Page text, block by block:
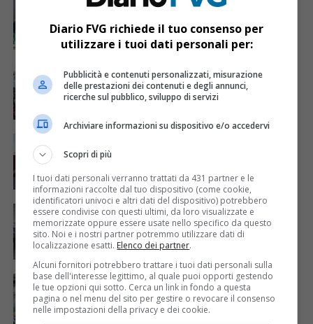
La sezione donatori di sangue di Molin
Nuovo ha festeggiato i suoi primi 50 anni
Crisi demografica: donatori di
sangue meno numerosi, ma più generosi
Al Congresso Afds 2.151 riconoscimenti ai
donatori di sangue
CRONACA & ATTUALITÀ 4 anni fa
Nuova autoemoteca per i donatori friulani:
un gioiello di tecnologia costato 400 mila
euro
CRONACA & ATTUALITÀ 4 anni fa
Manca il 14% di plasma, appello dell’Afds
per donare anche ad agosto
Diario FVG richiede il tuo consenso per
utilizzare i tuoi dati personali per:
Pubblicità e contenuti personalizzati, misurazione
delle prestazioni dei contenuti e degli annunci,
ricerche sul pubblico, sviluppo di servizi
Archiviare informazioni su dispositivo e/o accedervi
Scopri di più
I tuoi dati personali verranno trattati da 431 partner e le
informazioni raccolte dal tuo dispositivo (come cookie,
identificatori univoci e altri dati del dispositivo) potrebbero
essere condivise con questi ultimi, da loro visualizzate e
memorizzate oppure essere usate nello specifico da questo
sito. Noi e i nostri partner potremmo utilizzare dati di
localizzazione esatti. Elenco dei partner.
Alcuni fornitori potrebbero trattare i tuoi dati personali sulla
base dell'interesse legittimo, al quale puoi opporti gestendo
le tue opzioni qui sotto. Cerca un link in fondo a questa
pagina o nel menu del sito per gestire o revocare il consenso
nelle impostazioni della privacy e dei cookie.